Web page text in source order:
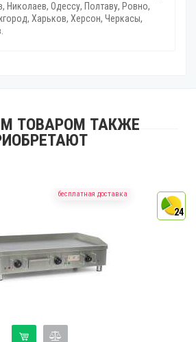
Николаев, Одессу, Полтаву, Ровно,
Харьков, Херсон‎, Черкасы,
ТОВАРОМ ТАКЖЕ
бесплатная доставка
24